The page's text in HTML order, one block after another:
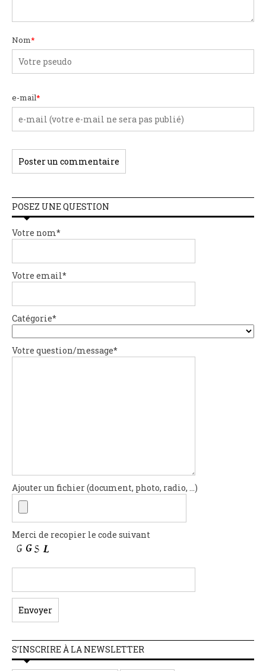
Nom*
e-mail*
POSEZ UNE QUESTION
Votre nom*
Votre email*
Catégorie*
Votre question/message*
Ajouter un fichier (document, photo, radio, ...)
Merci de recopier le code suivant
S’INSCRIRE À LA NEWSLETTER